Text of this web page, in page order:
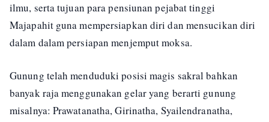
ilmu, serta tujuan para pensiunan pejabat tinggi
Majapahit guna mempersiapkan diri dan mensucikan diri
dalam dalam persiapan menjemput moksa.
Gunung telah menduduki posisi magis sakral bahkan
banyak raja menggunakan gelar yang berarti gunung
misalnya: Prawatanatha, Girinatha, Syailendranatha,